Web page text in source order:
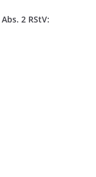
2 RStV: